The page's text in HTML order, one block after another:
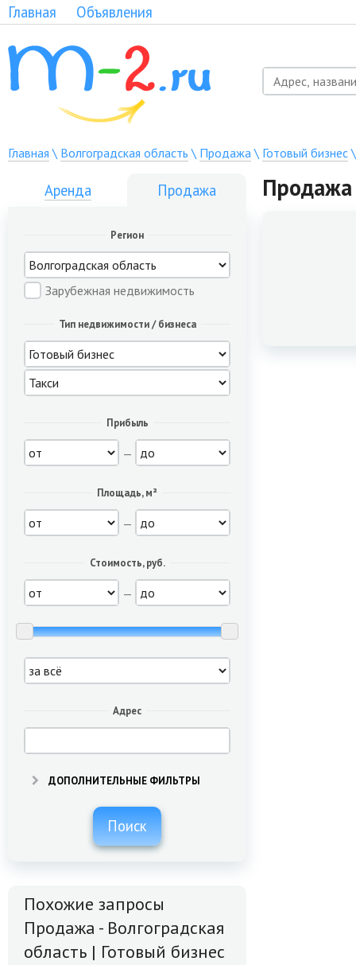
Главная Объявления
Главная \ Волгоградская область \ Продажа\ Готовый бизнес
Аренда Продажа
Регион
Зарубежная недвижимость
Тип недвижимости / бизнеса
Прибыль
—
Площадь, м²
—
Стоимость, руб.
—
Адрес
ДОПОЛНИТЕЛЬНЫЕ ФИЛЬТРЫ
Поиск
Похожие запросы
Продажа - Волгоградская
область | Готовый бизнес
Продажа